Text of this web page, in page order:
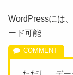
WordPressには
ード可能